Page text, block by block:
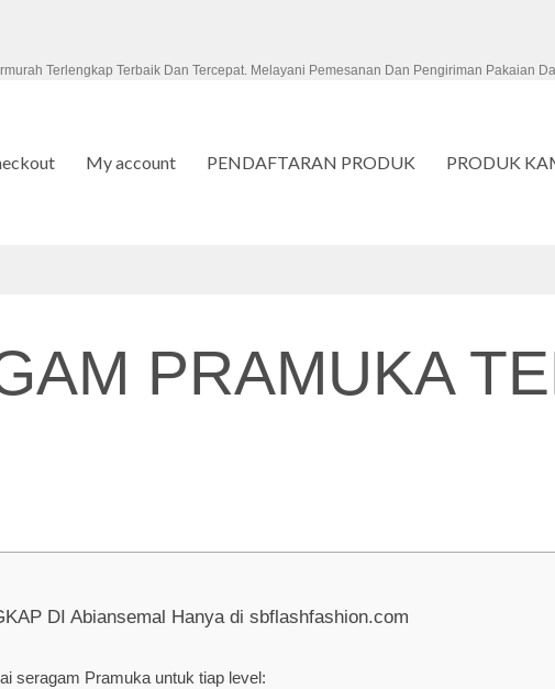
Terlengkap Terbaik Dan Tercepat. Melayani Pemesanan Dan Pengiriman Pakaian
My account PENDAFTARAN PRODUK PRODUK
PRAMUKA
DI Abiansemal Hanya di sbflashfashion.com
seragam Pramuka untuk tiap level: